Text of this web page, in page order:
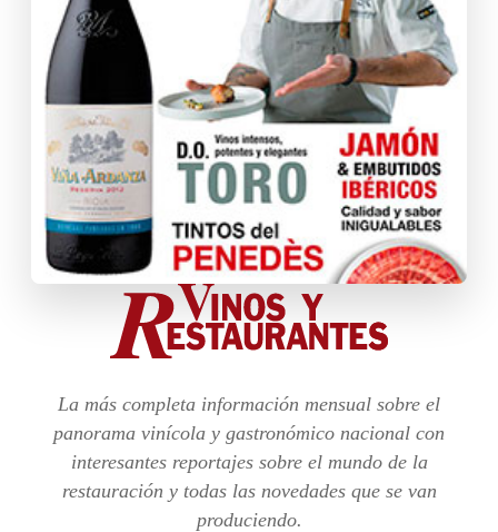
La más completa información mensual sobre el
panorama vinícola y gastronómico nacional con
interesantes reportajes sobre el mundo de la
restauración y todas las novedades que se van
produciendo.